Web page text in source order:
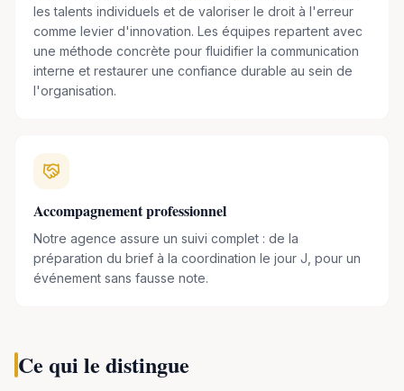
En 2009, il décide de créer la « Maison du Duke » qui
regroupe l’ensemble des experts de Duke Ellington, et qui a
pour vocation dediffuser l’œuvre et les valeurs
d’Ellington en conférences,
En parallèle, il est également
entreprises sur des thématiques telles que
groupe, le management, le leadership, la
communication, la confiance…
les talents individuels et de valoriser le droit à l'erreur
comme levier d'innovation. Les équipes repartent avec
une méthode concrète pour fluidifier la communication
interne et restaurer une confiance durable au sein de
l'organisation.
Accompagnement professionnel
Notre agence assure un suivi complet : de la
préparation du brief à la coordination le jour J, pour un
événement sans fausse note.
Ce qui le distingue